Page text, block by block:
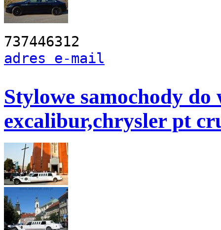
737446312
adres e-mail
Stylowe samochody
excalibur,chrysler pt